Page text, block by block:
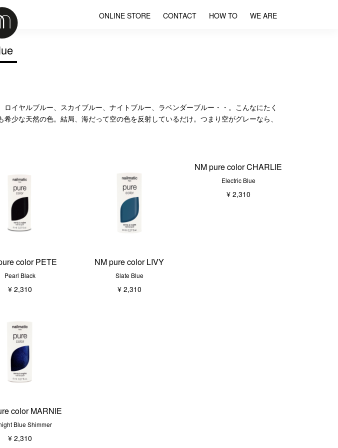
WE ARE
HOW TO
CONTACT
ONLINE STORE
イヤルブルー、スカイブルー、ナイトブルー、ラベンダーブルー・・。こんなにたく
少な天然の色。結局、海だって空の色を反射しているだけ。つまり空がグレーなら、
color PETE
Pearl Black
¥ 2,310
NM pure color LIVY
Slate Blue
¥ 2,310
NM pure color CHARLIE
Electric Blue
¥ 2,310
color MARNIE
Blue Shimmer
¥ 2,310